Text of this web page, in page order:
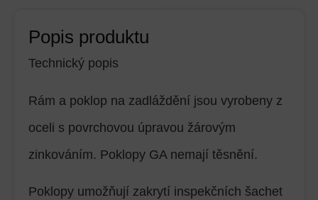
Popis produktu
Technický popis
Rám a poklop na zadláždění jsou vyrobeny z
oceli s povrchovou úpravou žárovým
zinkováním. Poklopy GA nemají těsnění.
Poklopy umožňují zakrytí inspekčních šachet